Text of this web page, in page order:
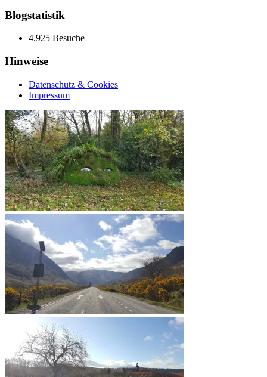
Blogstatistik
4.925 Besuche
Hinweise
Datenschutz & Cookies
Impressum